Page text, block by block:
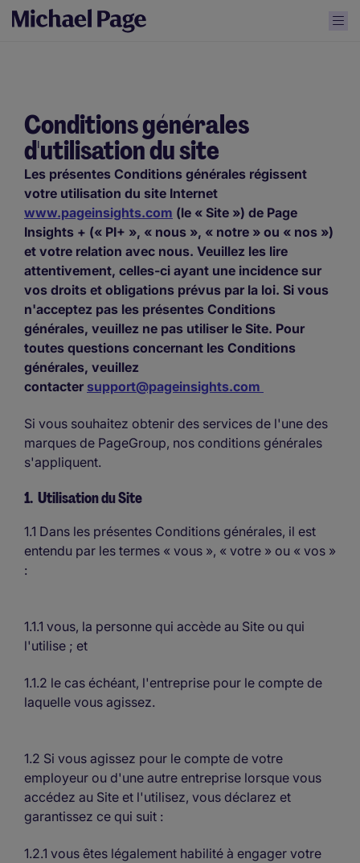
Conditions générales
d'utilisation du site
Les présentes Conditions générales régissent
votre utilisation du site Internet
www.pageinsights.com (le « Site ») de Page
Insights + (« PI+ », « nous », « notre » ou « nos »)
et votre relation avec nous. Veuillez les lire
attentivement, celles-ci ayant une incidence sur
vos droits et obligations prévus par la loi. Si vous
n'acceptez pas les présentes Conditions
générales, veuillez ne pas utiliser le Site. Pour
toutes questions concernant les Conditions
générales, veuillez
contacter support@pageinsights.com
Si vous souhaitez obtenir des services de l'une des
marques de PageGroup, nos conditions générales
s'appliquent.
1. Utilisation du Site
1.1 Dans les présentes Conditions générales, il est
entendu par les termes « vous », « votre » ou « vos »
:
1.1.1 vous, la personne qui accède au Site ou qui
l'utilise ; et
1.1.2 le cas échéant, l'entreprise pour le compte de
laquelle vous agissez.
1.2 Si vous agissez pour le compte de votre
employeur ou d'une autre entreprise lorsque vous
accédez au Site et l'utilisez, vous déclarez et
garantissez ce qui suit :
1.2.1 vous êtes légalement habilité à engager votre